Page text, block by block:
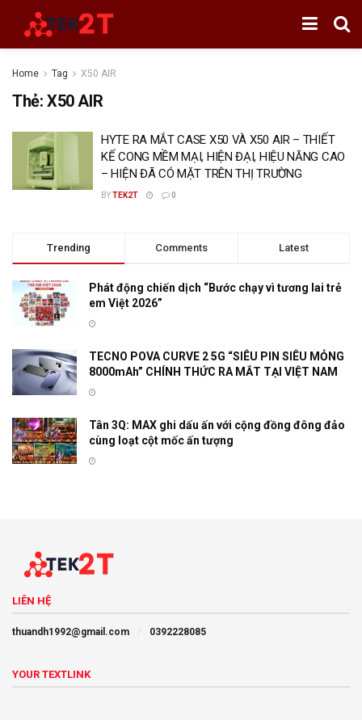
Home Tag X50 AIR
Thẻ:X50 AIR
HYTE RA MẮT CASE X50 VÀ X50 AIR – THIẾT
KẾ CONG MỀM MẠI, HIỆN ĐẠI, HIỆU NĂNG CAO
– HIỆN ĐÃ CÓ MẶT TRÊN THỊ TRƯỜNG
BYTEK2T 0
Trending Comments Latest
Phát động chiến dịch “Bước chạy vì tương lai trẻ
em Việt 2026”
TECNO POVA CURVE 2 5G “SIÊU PIN SIÊU MỎNG
8000mAh” CHÍNH THỨC RA MẮT TẠI VIỆT NAM
Tân 3Q: MAX ghi dấu ấn với cộng đồng đông đảo
cùng loạt cột mốc ấn tượng
LIÊN HỆ
thuandh1992@gmail.com 0392228085
YOUR TEXTLINK